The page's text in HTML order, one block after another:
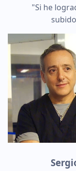
"Si he